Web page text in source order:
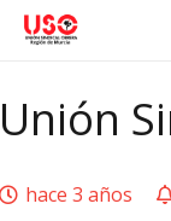
Unión
hace 3 años